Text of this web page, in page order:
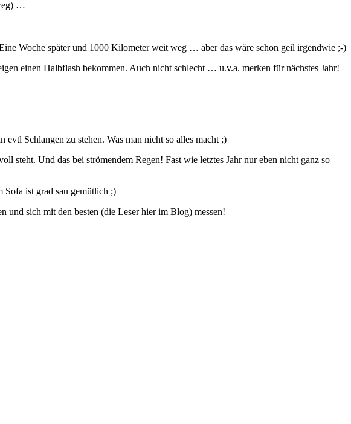
…
Woche später und 1000 Kilometer weit weg … aber das wäre schon geil irgendwie ;-)
einen Halbflash bekommen. Auch nicht schlecht … u.v.a. merken für nächstes Jahr!
Schlangen zu stehen. Was man nicht so alles macht ;)
steht. Und das bei strömendem Regen! Fast wie letztes Jahr nur eben nicht ganz so
Sofa ist grad sau gemütlich ;)
sich mit den besten (die Leser hier im Blog) messen!